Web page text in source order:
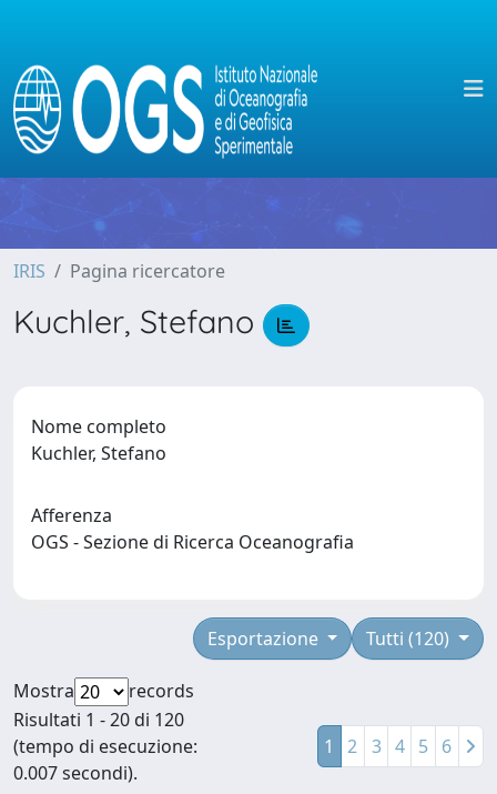
IRIS Pagina ricercatore
Kuchler, Stefano
Nome completo
Kuchler, Stefano
Afferenza
OGS - Sezione di Ricerca Oceanografia
Tutti (120)
Esportazione
Mostra
records
Risultati 1 - 20 di 120
(tempo di esecuzione:
0.007 secondi).
1 2 3 4 5 6